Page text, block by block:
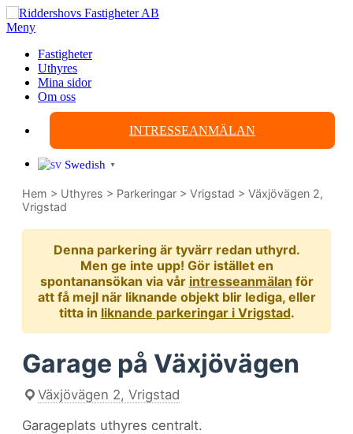
Hoppa
till
Meny
Fastigheter
Uthyres
Mina sidor
Om oss
INTRESSEANMÄLAN
Swedish ▼
Hem > Uthyres > Parkeringar > Vrigstad > Växjövägen 2,
Vrigstad
Denna parkering är tyvärr redan uthyrd.
Men ge inte upp! Gör istället en
spontanansökan via vår intresseanmälan för
att få mejl när liknande objekt blir lediga, eller
titta in liknande parkeringar i Vrigstad.
Garage på Växjövägen
Växjövägen 2, Vrigstad
Garageplats uthyres centralt.